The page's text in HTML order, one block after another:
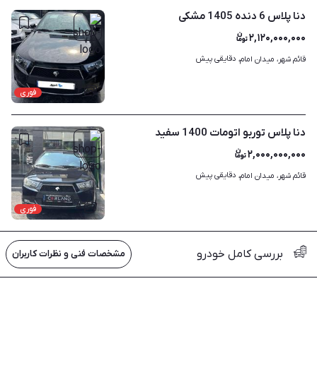
فوری ۲
دنا پلاس 6 دنده 1405 مشکی
۲,۱۲۰,۰۰۰,۰۰۰
قائم شهر، میدان امام، دقایقی پیش
فوری ۵
دنا پلاس توربو اتومات 1400 سفید
۲,۰۰۰,۰۰۰,۰۰۰
قائم شهر، میدان امام، دقایقی پیش
بررسی کامل خودرو مشخصات فنی و نظرات کاربران